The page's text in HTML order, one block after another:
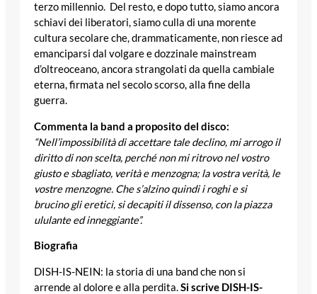
terzo millennio. Del resto, e dopo tutto, siamo ancora
schiavi dei liberatori, siamo culla di una morente
cultura secolare che, drammaticamente, non riesce ad
emanciparsi dal volgare e dozzinale mainstream
d’oltreoceano, ancora strangolati da quella cambiale
eterna, firmata nel secolo scorso, alla fine della
guerra.
Commenta la band a proposito del disco:
“Nell’impossibilità di accettare tale declino, mi arrogo il
diritto di non scelta, perché non mi ritrovo nel vostro
giusto e sbagliato, verità e menzogna; la vostra verità, le
vostre menzogne. Che s’alzino quindi i roghi e si
brucino gli eretici, si decapiti il dissenso, con la piazza
ululante ed inneggiante”.
Biografia
DISH-IS-NEIN: la storia di una band che non si
arrende al dolore e alla perdita.Si scrive DISH-IS-